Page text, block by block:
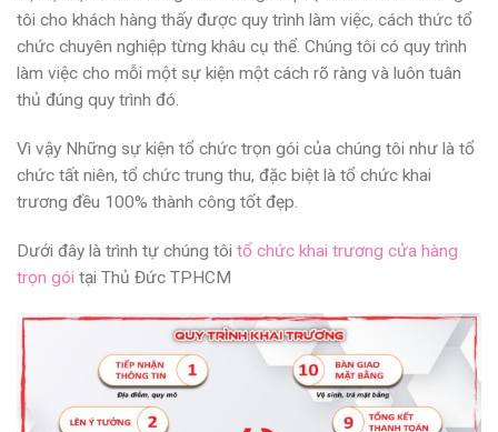
tôi cho khách hàng thấy được quy trình làm việc, cách thức tổ
chức chuyên nghiệp từng khâu cụ thể. Chúng tôi có quy trình
làm việc cho mỗi một sự kiện một cách rõ ràng và luôn tuân
thủ đúng quy trình đó.
Vì vậy Những sự kiện tổ chức trọn gói của chúng tôi như là tổ
chức tất niên, tổ chức trung thu, đặc biệt là tổ chức khai
trương đều 100% thành công tốt đẹp.
Dưới đây là trình tự chúng tôi tổ chức khai trương cửa hàng
trọn gói tại Thủ Đức TPHCM